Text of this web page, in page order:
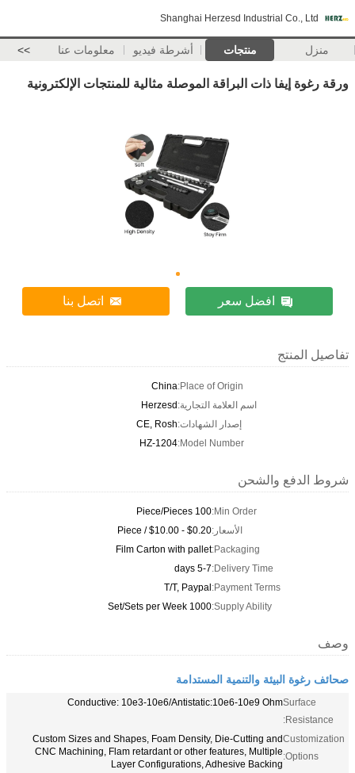
Shanghai Herzesd Industrial Co., Ltd
منزل منتجات أشرطة فيديو معلومات عنا >>
ورقة رغوة إيفا ذات البراقة الموصلة مثالية للمنتجات الإلكترونية
افضل سعر اتصل بنا
تفاصيل المنتج
Place of Origin:
China
اسم العلامة التجارية:Herzesd
إصدار الشهادات:CE, Rosh
Model Number:
HZ-1204
شروط الدفع والشحن
Min Order:
100 Piece/Pieces
الأسعار:$0.20 - $10.00 / Piece
Packaging:
Film Carton with pallet
Delivery Time:
5-7 days
Payment Terms:
T/T, Paypal
Supply Ability:
1000 Set/Sets per Week
وصف
صحائف رغوة البيئة والتنمية المستدامة
Surface
Resistance:
Conductive: 10e3-10e6/Antistatic:10e6-10e9 Ohm
Customization
Options:
Custom Sizes and Shapes, Foam Density, Die-Cutting and
CNC Machining, Flam retardant or other features, Multiple
Layer Configurations, Adhesive Backing